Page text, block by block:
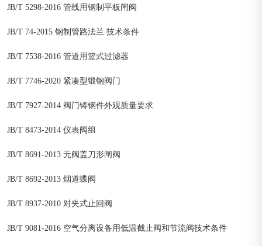
JB/T 5298-2016 管线用钢制平板闸阀
JB/T 74-2015 钢制管路法兰 技术条件
JB/T 7538-2016 管道用篮式过滤器
JB/T 7746-2020 紧凑型锻钢阀门
JB/T 7927-2014 阀门铸钢件外观质量要求
JB/T 8473-2014 仪表阀组
JB/T 8691-2013 无阀盖刀形闸阀
JB/T 8692-2013 烟道蝶阀
JB/T 8937-2010 对夹式止回阀
JB/T 9081-2016 空气分离设备用低温截止阀和节流阀技术条件